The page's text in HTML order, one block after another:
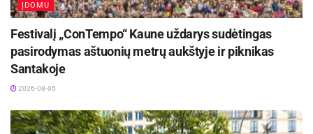
ĮDOMU
Festivalį „ConTempo“ Kaune uždarys sudėtingas
pasirodymas aštuonių metrų aukštyje ir piknikas
Santakoje
2026-08-05